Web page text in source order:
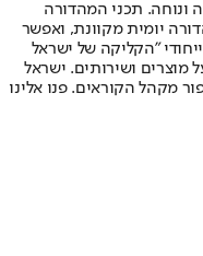
ונוחה. תכני המהדורה
יומית מקוונת, ואפשר
"הקליקה של ישראל
מוצרים ושירותים. ישראל
מקהל הקוראים. פנו אלינו